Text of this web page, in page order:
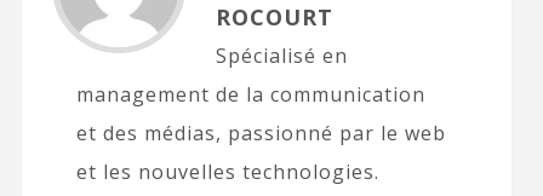
ROCOURT
Spécialisé en
management de la communication
et des médias, passionné par le web
et les nouvelles technologies.